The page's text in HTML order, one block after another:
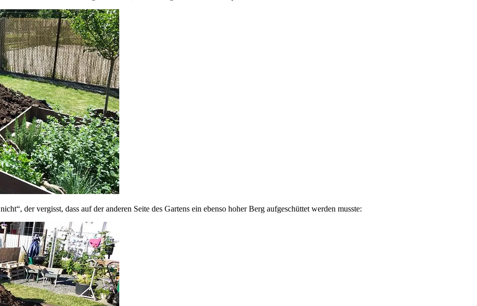
der vergisst, dass auf der anderen Seite des Gartens ein ebenso hoher Berg aufgeschüttet werden musste: